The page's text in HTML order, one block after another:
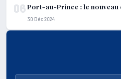
06Port-au-Prince : le nouveau
30 Déc 2024